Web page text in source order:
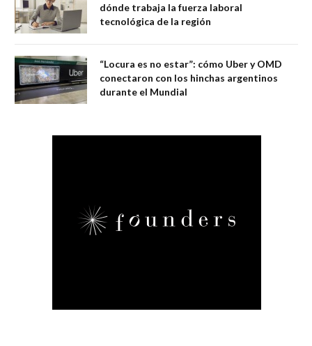
dónde trabaja la fuerza laboral
tecnológica de la región
“Locura es no estar”: cómo Uber y OMD
conectaron con los hinchas argentinos
durante el Mundial